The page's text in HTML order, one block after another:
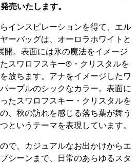
売いたします。
インスピレーションを得て、エル
ーバッグは、オーロラホワイトと
開。表面には氷の魔法をイメージ
スワロフスキー®・クリスタルを
放ちます。アナをイメージしたワ
ープルのシックなカラー。表面に
たスワロフスキー・クリスタルを
、秋の訪れを感じる落ち葉が舞う
というテーマを表現しています。
で、カジュアルなお出かけからエ
シーンまで、日常のあらゆるスタ